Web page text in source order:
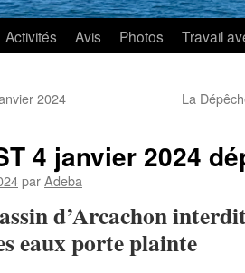
Activités Avis Photos Travail
2024 La
4 janvier 2024
parAdeba
d’Arcachon
eaux porte plainte